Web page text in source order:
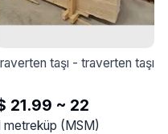
taşı - traverten taşı
21.99 ~ 22
metreküp (MSM)